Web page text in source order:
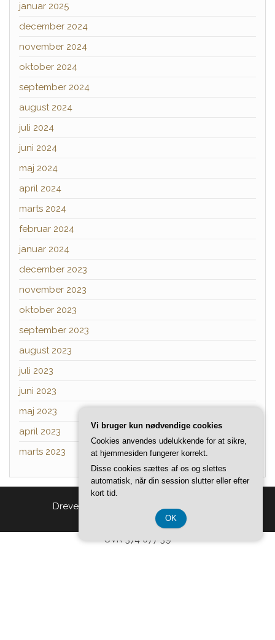
januar 2025
december 2024
november 2024
oktober 2024
september 2024
august 2024
juli 2024
juni 2024
maj 2024
april 2024
marts 2024
februar 2024
januar 2024
december 2023
november 2023
oktober 2023
september 2023
august 2023
juli 2023
juni 2023
maj 2023
april 2023
marts 2023
Drevet af Tema:Head Blog
CVR 374 077 39
Vi bruger kun nødvendige cookies
Cookies anvendes udelukkende for at sikre,
at hjemmesiden fungerer korrekt.
Disse cookies sættes af os og slettes
automatisk, når din session slutter eller efter
kort tid.
OK